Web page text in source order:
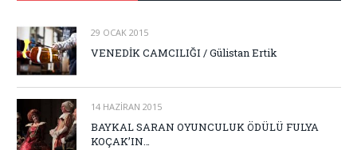
29 OCAK 2015
VENEDİK CAMCILIĞI / Gülistan Ertik
14 HAZIRAN 2015
BAYKAL SARAN OYUNCULUK ÖDÜLÜ FULYA
KOÇAK’IN…